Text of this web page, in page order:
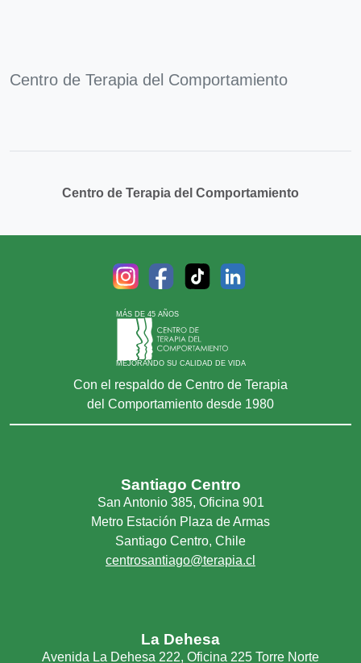
Centro de Terapia del Comportamiento
Centro de Terapia del Comportamiento
MÁS DE 45 AÑOS
MEJORANDO SU CALIDAD DE VIDA
Con el respaldo de Centro de Terapia
del Comportamiento desde 1980
Santiago Centro
San Antonio 385, Oficina 901
Metro Estación Plaza de Armas
Santiago Centro, Chile
centrosantiago@terapia.cl
La Dehesa
Avenida La Dehesa 222, Oficina 225 Torre Norte